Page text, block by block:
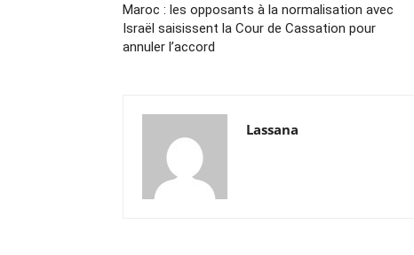
Maroc : les opposants à la normalisation avec
Israël saisissent la Cour de Cassation pour
annuler l’accord
Lassana